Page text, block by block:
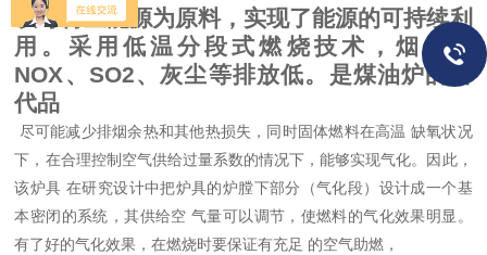
以可再生能源为原料，实现了能源的可持续利
用。采用低温分段式燃烧技术，烟气中
NOX、 SO2、灰尘等排放低。是煤油炉的替
代品
尽可能减少排烟余热和其他热损失，同时固体燃料在高温 缺氧状况
下，在合理控制空气供给过量系数的情况下，能够实现气化。因此，
该炉具 在研究设计中把炉具的炉膛下部分（气化段）设计成一个基
本密闭的系统，其供给空 气量可以调节，使燃料的气化效果明显。
有了好的气化效果，在燃烧时要保证有充足 的空气助燃，